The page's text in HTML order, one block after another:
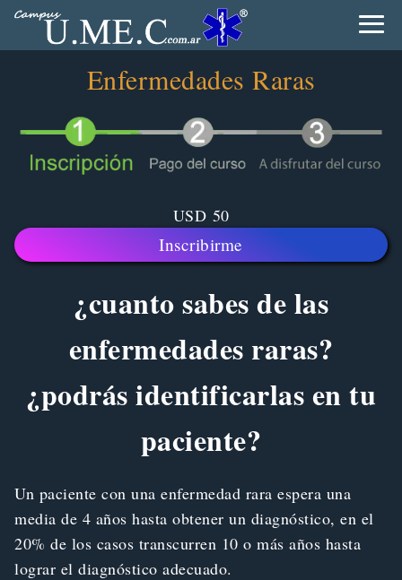
Enfermedades Raras
USD 50
Inscribirme
¿cuanto sabes de las
enfermedades raras?
¿podrás identificarlas en tu
paciente?
Un paciente con una enfermedad rara espera una
media de 4 años hasta obtener un diagnóstico, en el
20% de los casos transcurren 10 o más años hasta
lograr el diagnóstico adecuado.